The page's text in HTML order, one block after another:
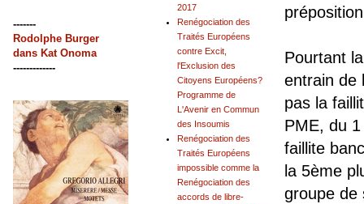
Pourtant
entrain de
pas la
PME, du
faillite
la 5ème
groupe de
2017
Renégociation des
Traités Européens
contre Excit,
l'Exclusion des
Citoyens Européens?
Programme de
L'Avenir en Commun
des Insoumis
Renégociation des
Traités Européens
impossible comme la
Renégociation des
accords de libre-
-------
Rodolphe Burger
dans Kat Onoma
-------------